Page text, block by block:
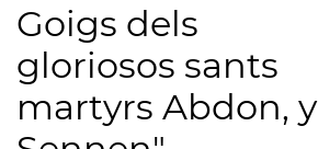
Goigs dels
gloriosos sants
martyrs Abdon, y